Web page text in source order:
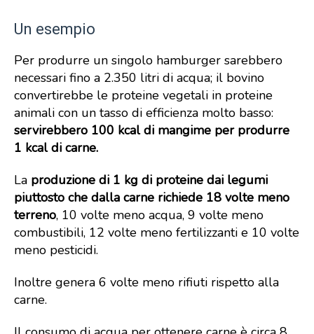
Un esempio
Per produrre un singolo hamburger sarebbero
necessari fino a 2.350 litri di acqua; il bovino
convertirebbe le proteine vegetali in proteine
animali con un tasso di efficienza molto basso:
servirebbero 100 kcal di mangime per produrre
1 kcal di carne.
La produzione di 1 kg di proteine dai legumi
piuttosto che dalla carne richiede 18 volte meno
terreno, 10 volte meno acqua, 9 volte meno
combustibili, 12 volte meno fertilizzanti e 10 volte
meno pesticidi.
Inoltre genera 6 volte meno rifiuti rispetto alla
carne.